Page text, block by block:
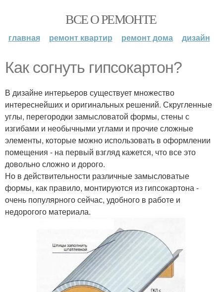
ВСЕ О РЕМОНТЕ
главная ремонт квартир ремонт дома дизайн
Как согнуть гипсокартон?
В дизайне интерьеров существует множество
интереснейших и оригинальных решений. Скругленные
углы, перегородки замысловатой формы, стены с
изгибами и необычными углами и прочие сложные
элементы, которые можно использовать в оформлении
помещения - на первый взгляд кажется, что все это
довольно сложно и дорого.
Но в действительности различные замысловатые
формы, как правило, монтируются из гипсокартона -
очень популярного сейчас, удобного в работе и
недорогого материала.